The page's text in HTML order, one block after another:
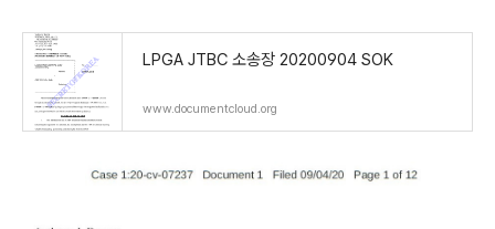
LPGA JTBC 소송장 20200904 SOK
www.documentcloud.org